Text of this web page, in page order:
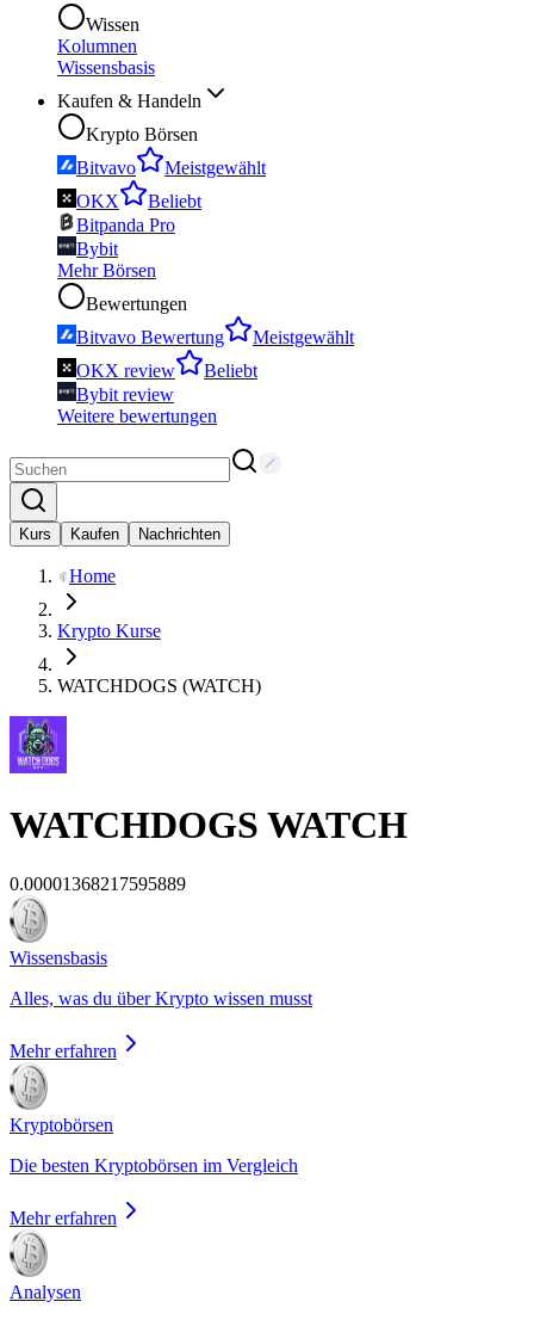
Wissen
Kolumnen
Wissensbasis
Kaufen & Handeln
Krypto Börsen
Bitvavo
Meistgewählt
OKX
Beliebt
Bitpanda Pro
Bybit
Mehr Börsen
Bewertungen
Bitvavo Bewertung
Meistgewählt
OKX review
Beliebt
Bybit review
Weitere bewertungen
Kurs Kaufen Nachrichten
Home
Krypto Kurse
WATCHDOGS (WATCH)
WATCHDOGS WATCH
0.00001368217595889
Wissensbasis
Alles, was du über Krypto wissen musst
Mehr erfahren
Kryptobörsen
Die besten Kryptobörsen im Vergleich
Mehr erfahren
Analysen